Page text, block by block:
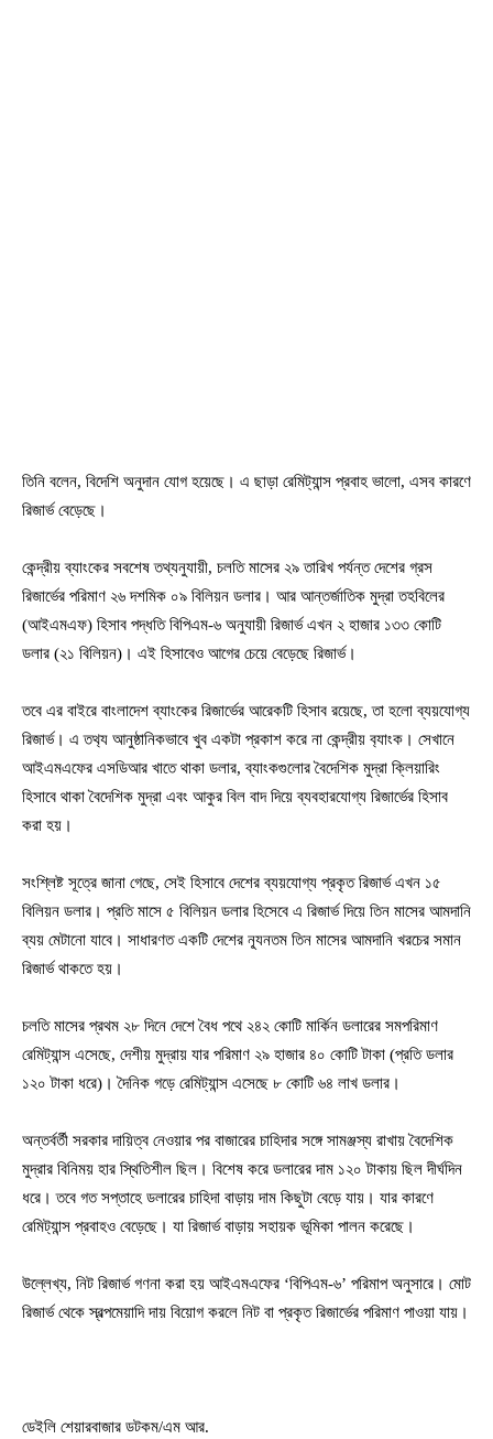
তিনি বলেন, বিদেশি অনুদান যোগ হয়েছে। এ ছাড়া রেমিট্যান্স প্রবাহ ভালো, এসব কারণে
রিজার্ভ বেড়েছে।
কেন্দ্রীয় ব্যাংকের সবশেষ তথ্যনুযায়ী, চলতি মাসের ২৯ তারিখ পর্যন্ত দেশের গ্রস
রিজার্ভের পরিমাণ ২৬ দশমিক ০৯ বিলিয়ন ডলার। আর আন্তর্জাতিক মুদ্রা তহবিলের
(আইএমএফ) হিসাব পদ্ধতি বিপিএম-৬ অনুযায়ী রিজার্ভ এখন ২ হাজার ১৩৩ কোটি
ডলার (২১ বিলিয়ন)। এই হিসাবেও আগের চেয়ে বেড়েছে রিজার্ভ।
তবে এর বাইরে বাংলাদেশ ব্যাংকের রিজার্ভের আরেকটি হিসাব রয়েছে, তা হলো ব্যয়যোগ্য
রিজার্ভ। এ তথ‌্য আনুষ্ঠা‌নিকভাবে খুব একটা প্রকাশ করে না কেন্দ্রীয় ব‌্যাংক। সেখানে
আইএমএফের এসডিআর খাতে থাকা ডলার, ব্যাংকগুলোর বৈদেশিক মুদ্রা ক্লিয়ারিং
হিসাবে থাকা বৈদেশিক মুদ্রা এবং আকুর বিল বাদ দিয়ে ব্যবহারযোগ্য রিজার্ভের হিসাব
করা হয়।
সংশ্লিষ্ট সূত্রে জানা গেছে, সেই হিসাবে দেশের ব্যয়যোগ্য প্রকৃত রিজার্ভ এখন ১৫
বিলিয়ন ডলার। প্রতি মাসে ৫ বিলিয়ন ডলার হিসেবে এ রিজার্ভ দিয়ে তিন মাসের আমদানি
ব্যয় মেটানো যাবে। সাধারণত একটি দেশের ন্যূনতম তিন মাসের আমদানি খরচের সমান
রিজার্ভ থাকতে হয়।
চলতি মাসের প্রথম ২৮ দিনে দেশে বৈধ পথে ২৪২ কোটি মার্কিন ডলারের সমপ‌রিমাণ
রেমিট্যান্স এসেছে, দেশীয় মুদ্রায় যার পরিমাণ ২৯ হাজার ৪০ কোটি টাকা (প্রতি ডলার
১২০ টাকা ধরে)। দৈনিক গড়ে রেমিট্যান্স এসেছে ৮ কোটি ৬৪ লাখ ডলার।
অন্তর্বর্তী সরকার দায়িত্ব নেওয়ার পর বাজারের চাহিদার সঙ্গে সামঞ্জস্য রাখায় বৈদেশিক
মুদ্রার বিনিময় হার স্থিতিশীল ছিল। বিশেষ করে ডলারের দাম ১২০ টাকায় ছিল দীর্ঘদিন
ধরে। তবে গত সপ্তাহে ডলারের চা‌হিদা বাড়ায় দাম কিছুটা বেড়ে যায়। যার কারণে
রে‌মিট‌্যান্স প্রবাহও বেড়েছে। যা রিজার্ভ বাড়ায় সহায়ক ভূমিকা পালন করেছে।
উল্লেখ্য, নিট রিজার্ভ গণনা করা হয় আইএমএফের ‘বিপিএম-৬’ পরিমাপ অনুসারে। মোট
রিজার্ভ থেকে স্বল্পমেয়াদি দায় বিয়োগ করলে নিট বা প্রকৃত রিজার্ভের পরিমাণ পাওয়া যায়।
ডেইলি শেয়ারবাজার ডটকম/এম আর.